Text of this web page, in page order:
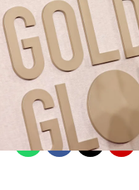
Juan Ceñal
Publicado: 10 de
WhatsappFacebook
X